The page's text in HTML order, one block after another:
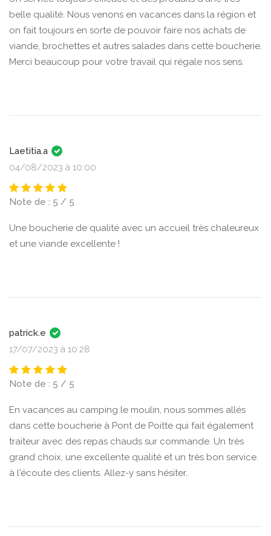
belle qualité. Nous venons en vacances dans la région et
on fait toujours en sorte de pouvoir faire nos achats de
viande, brochettes et autres salades dans cette boucherie.
Merci beaucoup pour votre travail qui régale nos sens.
Laetitia.a
04/08/2023 à 10:00
Note de : 5 / 5
Une boucherie de qualité avec un accueil très chaleureux
et une viande excellente !
patrick.e
17/07/2023 à 10:28
Note de : 5 / 5
En vacances au camping le moulin, nous sommes allés
dans cette boucherie à Pont de Poitte qui fait également
traiteur avec des repas chauds sur commande. Un très
grand choix, une excellente qualité et un très bon service.
à l'écoute des clients. Allez-y sans hésiter..